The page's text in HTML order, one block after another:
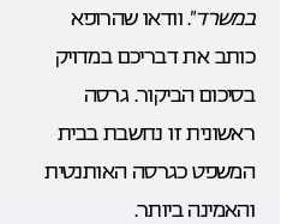
במשרד“. וודאו שהרופא
כותב את דבריכם במדויק
בסיכום הביקור. גרסה
ראשונית זו נחשבת בבית
המשפט כגרסה האותנטית
והאמינה ביותר.